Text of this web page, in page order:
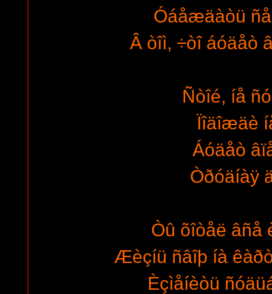
Óáåæäàòü
Â òîì, ÷òî áóäåò
Ñòîé, íå
Ïîäîæäè
Áóäåò
Òðóäíàÿ
Òû õîòåë âñå
Æèçíü ñâîþ íà
Èçìåíèòü